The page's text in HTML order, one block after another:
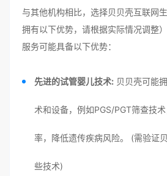
与其他机构相比，选择贝贝壳互联网
拥有以下优势，请根据实际情况调整
服务可能具备以下优势：
先进的试管婴儿技术: 贝贝壳可能
术和设备，例如PGS/PGT筛查技
率，降低遗传疾病风险。 (需验证
些技术)